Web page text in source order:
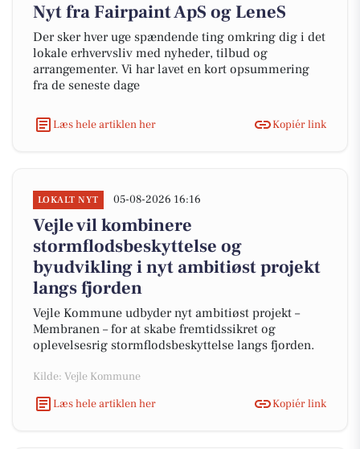
Nyt fra Fairpaint ApS og LeneS
Der sker hver uge spændende ting omkring dig i det
lokale erhvervsliv med nyheder, tilbud og
arrangementer. Vi har lavet en kort opsummering
fra de seneste dage
Læs hele artiklen her Kopiér link
LOKALT NYT 05-08-2026 16:16
Vejle vil kombinere
stormflodsbeskyttelse og
byudvikling i nyt ambitiøst projekt
langs fjorden
Vejle Kommune udbyder nyt ambitiøst projekt –
Membranen – for at skabe fremtidssikret og
oplevelsesrig stormflodsbeskyttelse langs fjorden.
Kilde: Vejle Kommune
Læs hele artiklen her
Kopiér link